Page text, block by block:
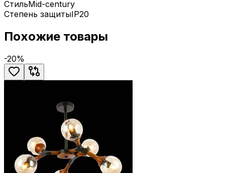
СтильMid-century
Степень защитыIP20
Похожие товары
-20%